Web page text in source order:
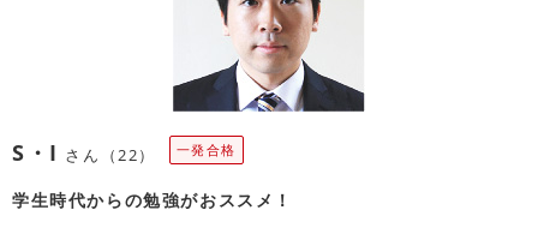
S・I さん（22） 一発合格
学生時代からの勉強がおススメ！